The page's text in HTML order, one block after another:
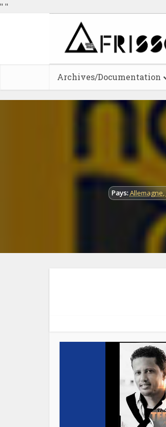
" "
Archives/Documentation
Pays:Allemagne,